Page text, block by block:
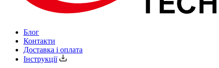
Блог
Контакти
Доставка і оплата
Інструкції